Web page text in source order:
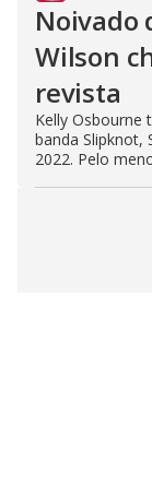
Noivado
Wilson
revista
Kelly Osbourne
banda Slipknot,
2022. Pelo